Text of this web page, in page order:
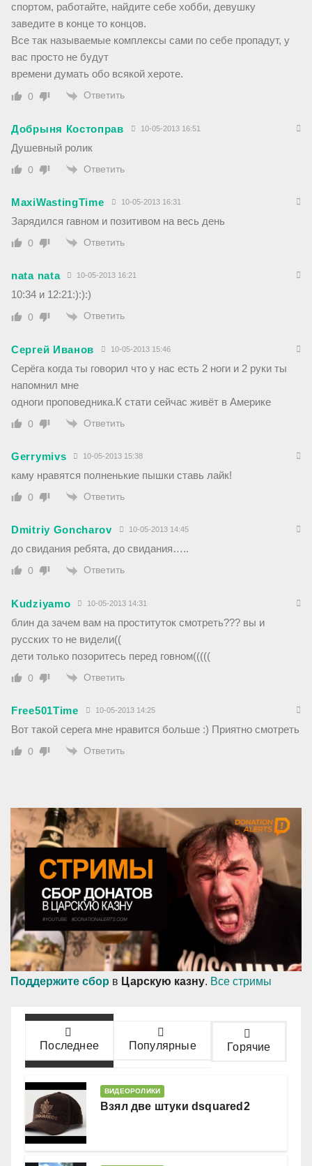
спортом, работайте, найдите себе хобби, девушку
заведите в конце то концов.
Все так называемые комплексы сами по себе пропадут, у
вас просто не будут
времени думать обо всякой хероте.
0 Ответить
Добрыня Костоправ 10-05-2013 16:51
Душевный ролик
0 Ответить
MaxiWastingTime 10-05-2013 16:31
Зарядился гавном и позитивом на весь день
0 Ответить
nata nata 10-05-2013 16:21
10:34 и 12:21:):):)
0 Ответить
Сергей Иванов 10-05-2013 15:46
Серёга когда ты говорил что у нас есть 2 ноги и 2 руки ты
напомнил мне
одноги проповедника.К стати сейчас живёт в Америке
0 Ответить
Gerrymivs 10-05-2013 15:38
каму нравятся полненькие пышки ставь лайк!
0 Ответить
Dmitriy Goncharov 10-05-2013 14:45
до свидания ребята, до свидания…..
0 Ответить
Kudziyamo 10-05-2013 14:31
блин да зачем вам на проституток смотреть??? вы и
русских то не видели((
дети только позоритесь перед говном(((((
0 Ответить
Free501Time 10-05-2013 14:25
Вот такой серега мне нравится больше :) Приятно смотреть
0 Ответить
Поддержите сбор в Царскую казну. Все стримы
Последнее Популярные Горячие
ВИДЕОРОЛИКИ
Взял две штуки dsquared2